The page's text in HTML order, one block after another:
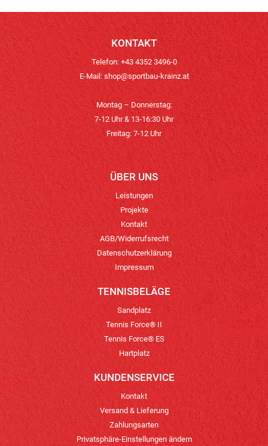
KONTAKT
Telefon: +43 4352 3496-0
E-Mail:shop@sportbau-krainz.at
Montag – Donnerstag:
7-12 Uhr & 13-16:30 Uhr
Freitag: 7-12 Uhr
ÜBER UNS
Leistungen
Projekte
Kontakt
AGB/Widerrufsrecht
Datenschutzerklärung
Impressum
TENNISBELÄGE
Sandplatz
Tennis Force® II
Tennis Force® ES
Hartplatz
KUNDENSERVICE
Kontakt
Versand & Lieferung
Zahlungsarten
Privatsphäre-Einstellungen ändern